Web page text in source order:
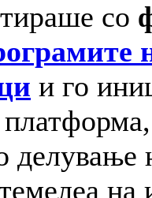
со
и го
делување
на